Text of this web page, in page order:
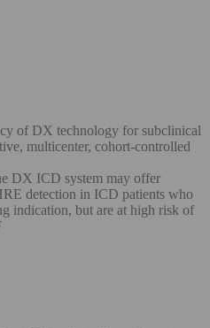
of DX technology for subclinical
multicenter, cohort-controlled
DX ICD system may offer
detection in ICD patients who
indication, but are at high risk of